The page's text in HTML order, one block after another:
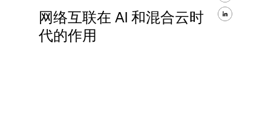
专业知识和资源
网络互联在 AI 和混合云时
代的作用